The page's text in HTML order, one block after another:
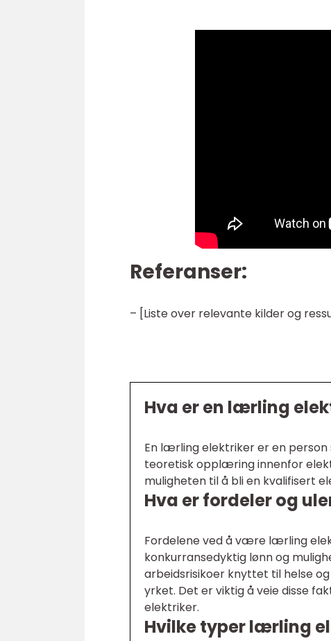
Referanser:
– [Liste over relevante kilder og
Hva er en lærling
En lærling elektriker er en
teoretisk opplæring innenfor
muligheten til å bli en kvalifisert
Hva er fordeler og
Fordelene ved å være lærling
konkurransedyktig lønn og
arbeidsrisikoer knyttet til helse
yrket. Det er viktig å veie disse
elektriker.
Hvilke typer lærling